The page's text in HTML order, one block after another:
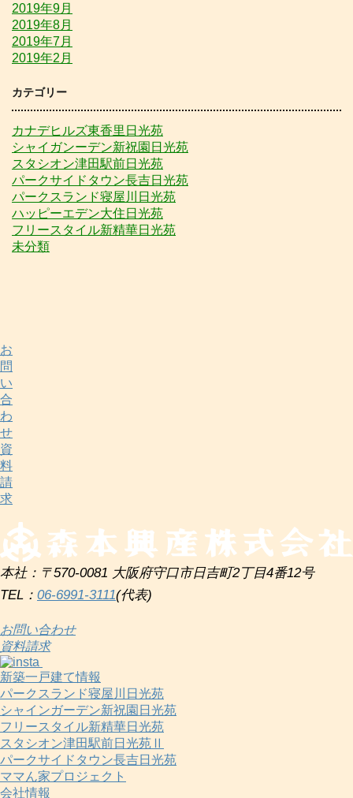
2019年9月
2019年8月
2019年7月
2019年2月
カテゴリー
カナデヒルズ東香里日光苑
シャイガンーデン新祝園日光苑
スタシオン津田駅前日光苑
パークサイドタウン長吉日光苑
パークスランド寝屋川日光苑
ハッピーエデン大住日光苑
フリースタイル新精華日光苑
未分類
お
問
い
合
わ
せ
資
料
請
求
本社：〒570-0081 大阪府守口市日吉町2丁目4番12号
TEL： 06-6991-3111(代表)
お問い合わせ
資料請求
新築一戸建て情報
パークスランド寝屋川日光苑
シャインガーデン新祝園日光苑
フリースタイル新精華日光苑
スタシオン津田駅前日光苑Ⅱ
パークサイドタウン長吉日光苑
ママん家プロジェクト
会社情報